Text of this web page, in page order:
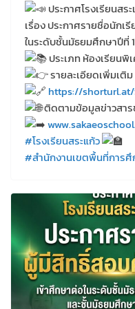
ประกาศโรงเรียนสร
เรื่อง ประกาศรายชื่อนักเ
ในระดับชั้นมัธยมศึกษาปีที่ 1
ประเภท ห้องเรียน
รายละเอียดเพิ่มเติม
https://shorturl.at/
ติดตามข้อมูลข่าวสาร
#โรงเรียนสระแก้ว
#สำนักงานเขตพื้นที่การ